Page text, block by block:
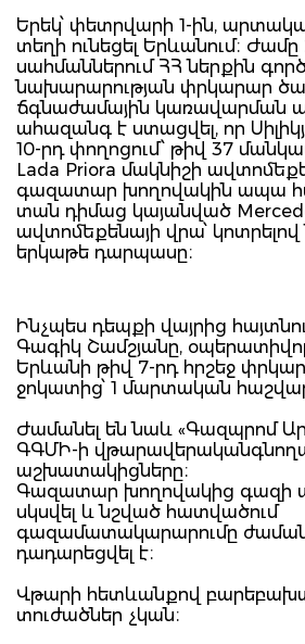
Երեկ՝ փետրվարի 1-ին,
տեղի ունեցել Երևանում։ Ժամը
սահմաններում ՀՀ ներքին
նախարարության փրկարար
ճգնաժամային կառավարման
ահազանգ է ստացվել, որ
10-րդ փողոցում՝ թիվ 37
Lada Priora մակնիշի
գազատար խողովակին ապա
տան դիմաց կայանված
ավտոմեքենայի վրա՝
երկաթե դարպասը։
Ինչպես դեպքի վայրից
Գագիկ Շամշյանը,
Երևանի թիվ 7-րդ հրշեջ
ջոկատից՝ 1 մարտական
Ժամանել են նաև «Գազպրոմ
ԳԳՄԻ-ի
աշխատակիցները։
Գազատար խողովակից գազի
սկսվել և նշված հատվածում
գազամատակարարումը
դադարեցվել է։
Վթարի հետևանքով
տուժածներ չկան։